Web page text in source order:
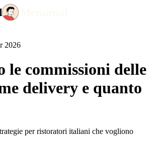
2026
le commissioni delle
delivery e quanto
per ristoratori italiani che vogliono